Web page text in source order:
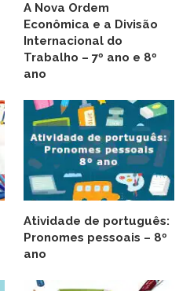
A Nova Ordem
Econômica e a Divisão
Internacional do
Trabalho – 7º ano e 8º
ano
Atividade de português:
Pronomes pessoais – 8º
ano